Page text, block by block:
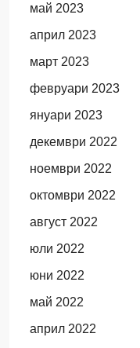
май 2023
април 2023
март 2023
февруари 2023
януари 2023
декември 2022
ноември 2022
октомври 2022
август 2022
юли 2022
юни 2022
май 2022
април 2022